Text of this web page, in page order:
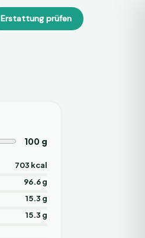
Erstattung prüfen
100g
703 kcal
96.6 g
15.3 g
15.3 g